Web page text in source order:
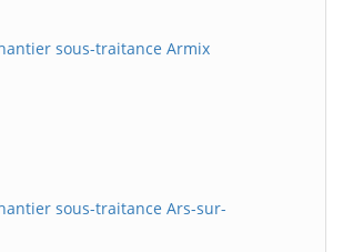
sous-traitance Armix
sous-traitance Ars-sur-